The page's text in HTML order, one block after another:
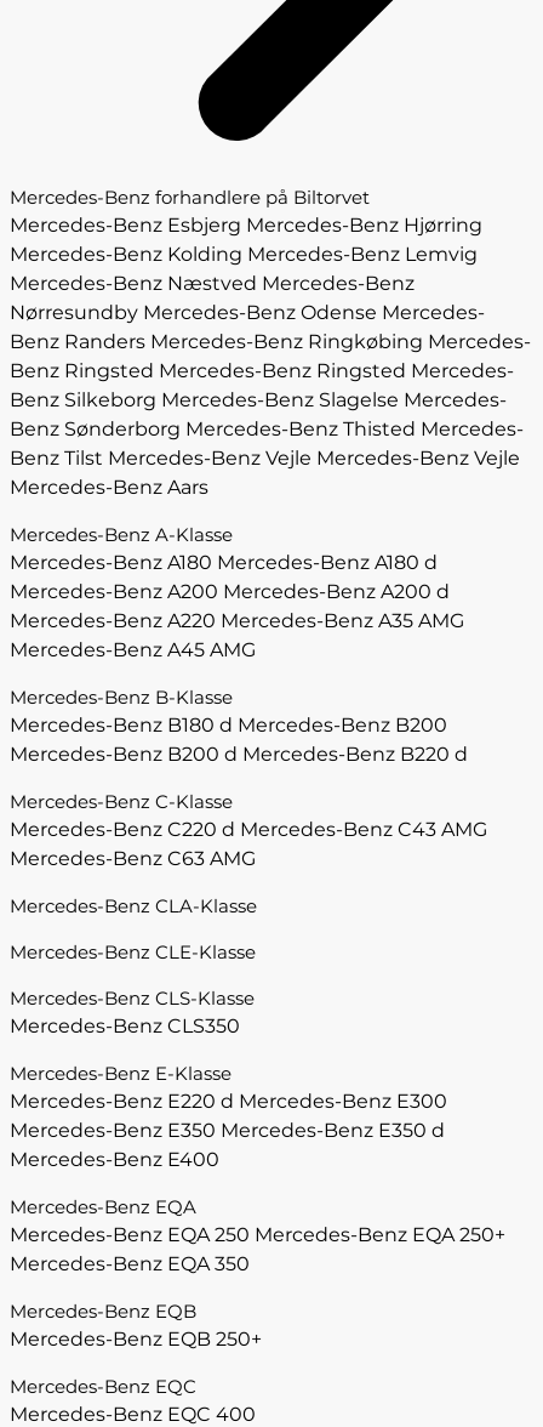
Mercedes-Benz forhandlere på Biltorvet
Mercedes-Benz Esbjerg Mercedes-Benz Hjørring
Mercedes-Benz Kolding Mercedes-Benz Lemvig
Mercedes-Benz Næstved Mercedes-Benz
Nørresundby Mercedes-Benz Odense Mercedes-
Benz Randers Mercedes-Benz Ringkøbing Mercedes-
Benz Ringsted Mercedes-Benz Ringsted Mercedes-
Benz Silkeborg Mercedes-Benz Slagelse Mercedes-
Benz Sønderborg Mercedes-Benz Thisted Mercedes-
Benz Tilst Mercedes-Benz Vejle Mercedes-Benz Vejle
Mercedes-Benz Aars
Mercedes-Benz A-Klasse
Mercedes-Benz A180 Mercedes-Benz A180 d
Mercedes-Benz A200 Mercedes-Benz A200 d
Mercedes-Benz A220 Mercedes-Benz A35 AMG
Mercedes-Benz A45 AMG
Mercedes-Benz B-Klasse
Mercedes-Benz B180 d Mercedes-Benz B200
Mercedes-Benz B200 d Mercedes-Benz B220 d
Mercedes-Benz C-Klasse
Mercedes-Benz C220 d Mercedes-Benz C43 AMG
Mercedes-Benz C63 AMG
Mercedes-Benz CLA-Klasse
Mercedes-Benz CLE-Klasse
Mercedes-Benz CLS-Klasse
Mercedes-Benz CLS350
Mercedes-Benz E-Klasse
Mercedes-Benz E220 d Mercedes-Benz E300
Mercedes-Benz E350 Mercedes-Benz E350 d
Mercedes-Benz E400
Mercedes-Benz EQA
Mercedes-Benz EQA 250 Mercedes-Benz EQA 250+
Mercedes-Benz EQA 350
Mercedes-Benz EQB
Mercedes-Benz EQB 250+
Mercedes-Benz EQC
Mercedes-Benz EQC 400